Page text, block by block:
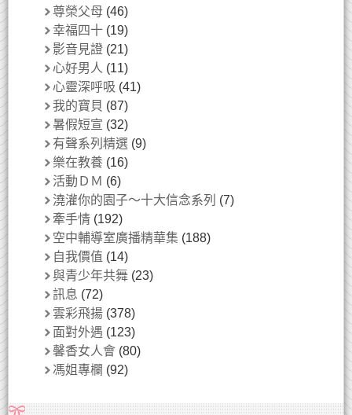
尊榮父母 (46)
幸福四十 (19)
影音見證 (21)
心好男人 (11)
心靈深呼吸 (41)
我的寶貝 (87)
暑假短宣 (32)
有聲系列精選 (9)
樂在教養 (16)
活動ＤＭ (6)
澆灌你的園子～十大信念系列 (7)
牽手情 (192)
空中輔導室廣播精華集 (188)
自我價值 (14)
與青少年共舞 (23)
訊息 (72)
雲彩飛揚 (378)
面對外遇 (123)
馨香女人會 (80)
馮姐專欄 (92)